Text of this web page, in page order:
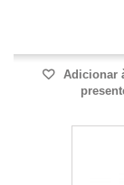
Adicionar